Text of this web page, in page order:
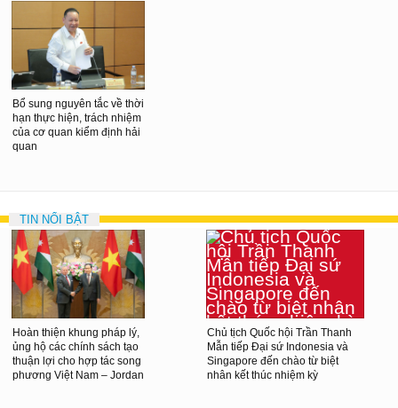
Bổ sung nguyên tắc về thời
hạn thực hiện, trách nhiệm
của cơ quan kiểm định hải
quan
TIN NỔI BẬT
Hoàn thiện khung pháp lý,
ủng hộ các chính sách tạo
thuận lợi cho hợp tác song
phương Việt Nam – Jordan
Chủ tịch Quốc hội Trần Thanh
Mẫn tiếp Đại sứ Indonesia và
Singapore đến chào từ biệt
nhân kết thúc nhiệm kỳ